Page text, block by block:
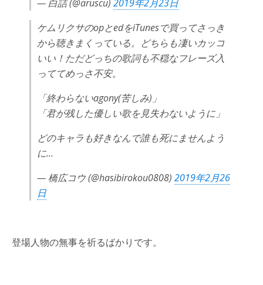
— 白詰 (@aruscu) 2019年2月23日
ケムリクサのopとedをiTunesで買ってさっき
から聴きまくっている。どちらも凄いカッコ
いい！ただどっちの歌詞も不穏なフレーズ入
っててめっさ不安。
「終わらないagony(苦しみ)」
「君が残した優しい歌を見失わないように」
どのキャラも好きなんで誰も死にませんよう
に…
— 橋広コウ (@hasibirokou0808) 2019年2月26
日
登場人物の無事を祈るばかりです。